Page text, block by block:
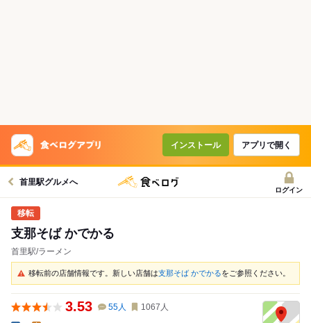
インストール アプリで開く
首里駅グルメへ
ログイン
支那そば かでかる
首里駅/ラーメン
移転前の店舗情報です。新しい店舗は支那そば かでかるをご参照ください。
3.53 55人 1067 人